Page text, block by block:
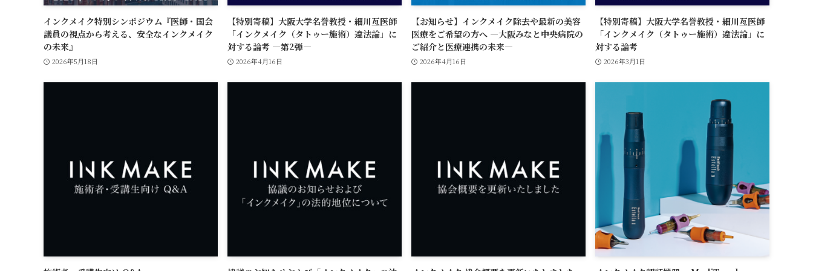
インクメイク特別シンポジウム『医師・国会
議員の視点から考える、安全なインクメイク
の未来』
2026年5月18日
【特別寄稿】大阪大学名誉教授・細川亙医師
「インクメイク（タトゥー施術）違法論」に
対する論考 ―第2弾―
2026年4月16日
【お知らせ】インクメイク除去や最新の美容
医療をご希望の方へ ―大阪みなと中央病院の
ご紹介と医療連携の未来―
2026年4月16日
【特別寄稿】大阪大学名誉教授・細川亙医師
「インクメイク（タトゥー施術）違法論」に
対する論考
2026年3月1日